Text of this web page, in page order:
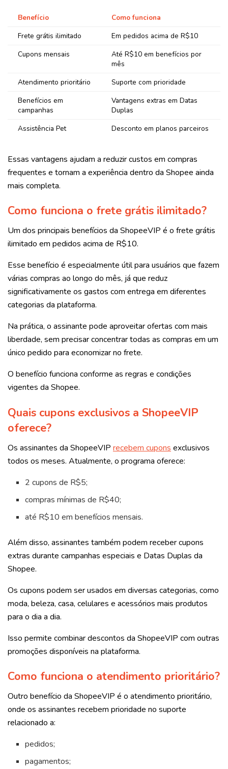
Benefício
Como funciona
Frete grátis ilimitado
Em pedidos acima de R$10
Cupons mensais
Até R$10 em benefícios por
mês
Atendimento prioritário
Suporte com prioridade
Benefícios em
campanhas
Vantagens extras em Datas
Duplas
Assistência Pet
Desconto em planos parceiros
Essas vantagens ajudam a reduzir custos em compras
frequentes e tornam a experiência dentro da Shopee ainda
mais completa.
Como funciona o frete grátis ilimitado?
Um dos principais benefícios da ShopeeVIP é o frete grátis
ilimitado em pedidos acima de R$10.
Esse benefício é especialmente útil para usuários que fazem
várias compras ao longo do mês, já que reduz
significativamente os gastos com entrega em diferentes
categorias da plataforma.
Na prática, o assinante pode aproveitar ofertas com mais
liberdade, sem precisar concentrar todas as compras em um
único pedido para economizar no frete.
O benefício funciona conforme as regras e condições
vigentes da Shopee.
Quais cupons exclusivos a ShopeeVIP
oferece?
Os assinantes da ShopeeVIP recebem cupons exclusivos
todos os meses. Atualmente, o programa oferece:
2 cupons de R$5;
compras mínimas de R$40;
até R$10 em benefícios mensais.
Além disso, assinantes também podem receber cupons
extras durante campanhas especiais e Datas Duplas da
Shopee.
Os cupons podem ser usados em diversas categorias, como
moda, beleza, casa, celulares e acessórios mais produtos
para o dia a dia.
Isso permite combinar descontos da ShopeeVIP com outras
promoções disponíveis na plataforma.
Como funciona o atendimento prioritário?
Outro benefício da ShopeeVIP é o atendimento prioritário,
onde os assinantes recebem prioridade no suporte
relacionado a:
pedidos;
pagamentos;